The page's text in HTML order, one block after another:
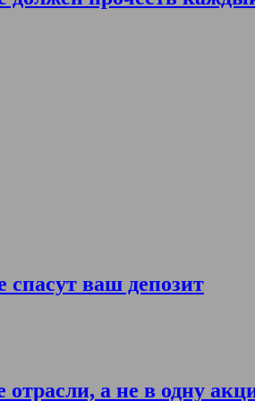
ваш депозит
отрасли, а не в одну